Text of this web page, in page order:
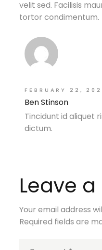
velit sed. Facilisis
tortor condimentum.
FEBRUARY 22,
Ben Stinson
Tincidunt id aliquet
dictum.
Leave a
Your email address
Required fields are